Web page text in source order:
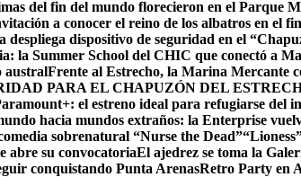
del fin del mundo florecieron en el Parque
a conocer el reino de los albatros en el
dispositivo de seguridad en el
la Summer School del CHIC que conectó a
australFrente al Estrecho, la Marina Mercante
PARA EL CHAPUZÓN DEL
el estreno ideal para refugiarse del
hacia mundos extraños: la Enterprise
sobrenatural “Nurse the Dead”
abre su convocatoriaEl ajedrez se toma la
conquistando Punta ArenasRetro Party en